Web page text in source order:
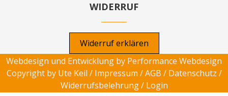
WIDERRUF
Widerruf erklären
Webdesign und Entwicklung by Performance Webdesign
Copyright by Ute Keil / Impressum /AGB / Datenschutz /
Widerrufsbelehrung/ Login